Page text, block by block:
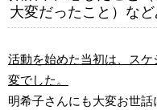
大変だったこと）な
活動を始めた当初は、ス
変でした。
明希子さんにも大変お世